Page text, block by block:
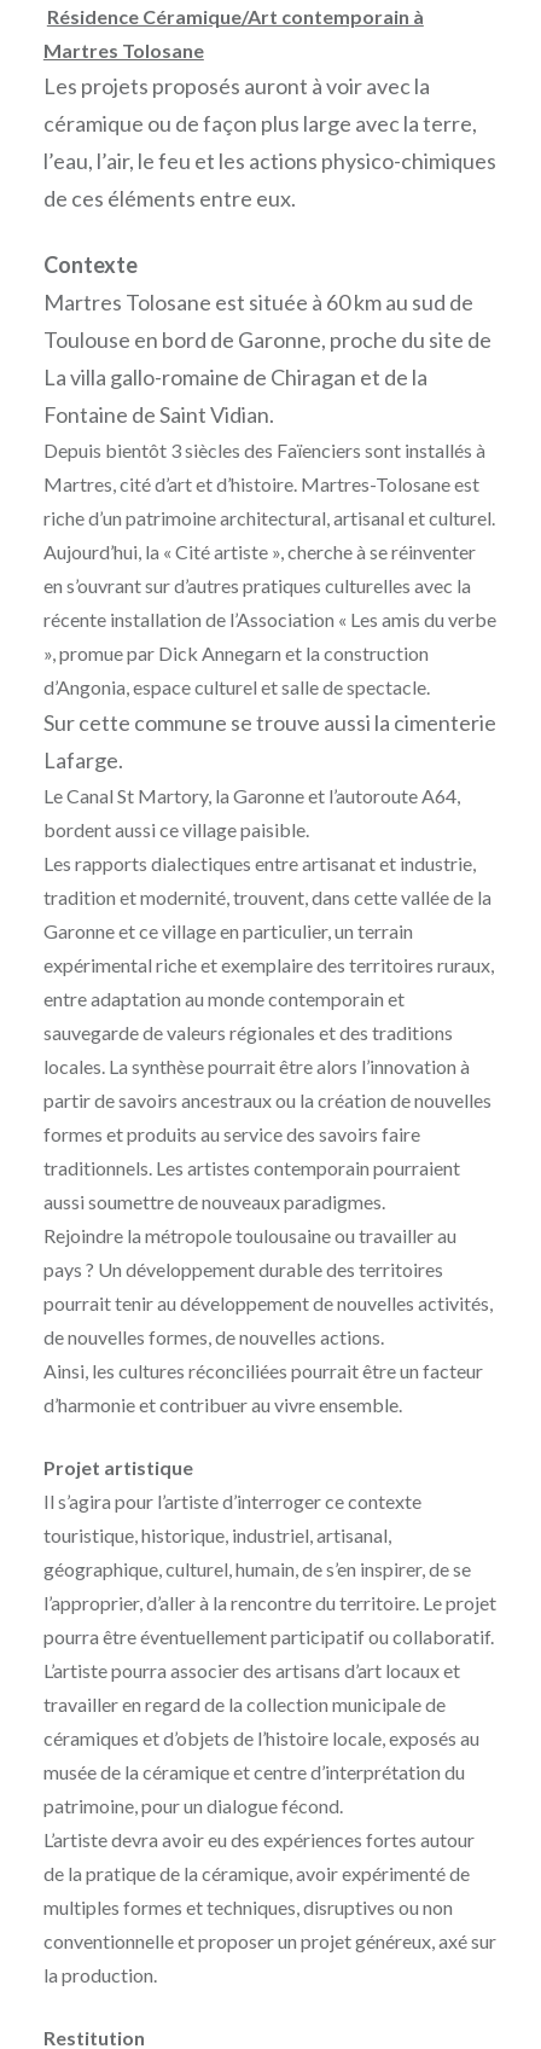
Résidence Céramique/Art contemporain à
Martres Tolosane
Les projets proposés auront à voir avec la
céramique ou de façon plus large avec la terre,
l’eau, l’air, le feu et les actions physico-chimiques
de ces éléments entre eux.
Contexte
Martres Tolosane est située à 60 km au sud de
Toulouse en bord de Garonne, proche du site de
La villa gallo-romaine de Chiragan et de la
Fontaine de Saint Vidian.
Depuis bientôt 3 siècles des Faïenciers sont installés à
Martres, cité d’art et d’histoire. Martres-Tolosane est
riche d’un patrimoine architectural, artisanal et culturel.
Aujourd’hui, la « Cité artiste », cherche à se réinventer
en s’ouvrant sur d’autres pratiques culturelles avec la
récente installation de l’Association « Les amis du verbe
», promue par Dick Annegarn et la construction
d’Angonia, espace culturel et salle de spectacle.
Sur cette commune se trouve aussi la cimenterie
Lafarge.
Le Canal St Martory, la Garonne et l’autoroute A64,
bordent aussi ce village paisible.
Les rapports dialectiques entre artisanat et industrie,
tradition et modernité, trouvent, dans cette vallée de la
Garonne et ce village en particulier, un terrain
expérimental riche et exemplaire des territoires ruraux,
entre adaptation au monde contemporain et
sauvegarde de valeurs régionales et des traditions
locales. La synthèse pourrait être alors l’innovation à
partir de savoirs ancestraux ou la création de nouvelles
formes et produits au service des savoirs faire
traditionnels. Les artistes contemporain pourraient
aussi soumettre de nouveaux paradigmes.
Rejoindre la métropole toulousaine ou travailler au
pays ? Un développement durable des territoires
pourrait tenir au développement de nouvelles activités,
de nouvelles formes, de nouvelles actions.
Ainsi, les cultures réconciliées pourrait être un facteur
d’harmonie et contribuer au vivre ensemble.
Projet artistique
Il s’agira pour l’artiste d’interroger ce contexte
touristique, historique, industriel, artisanal,
géographique, culturel, humain, de s’en inspirer, de se
l’approprier, d’aller à la rencontre du territoire. Le projet
pourra être éventuellement participatif ou collaboratif.
L’artiste pourra associer des artisans d’art locaux et
travailler en regard de la collection municipale de
céramiques et d’objets de l’histoire locale, exposés au
musée de la céramique et centre d’interprétation du
patrimoine, pour un dialogue fécond.
L’artiste devra avoir eu des expériences fortes autour
de la pratique de la céramique, avoir expérimenté de
multiples formes et techniques, disruptives ou non
conventionnelle et proposer un projet généreux, axé sur
la production.
Restitution